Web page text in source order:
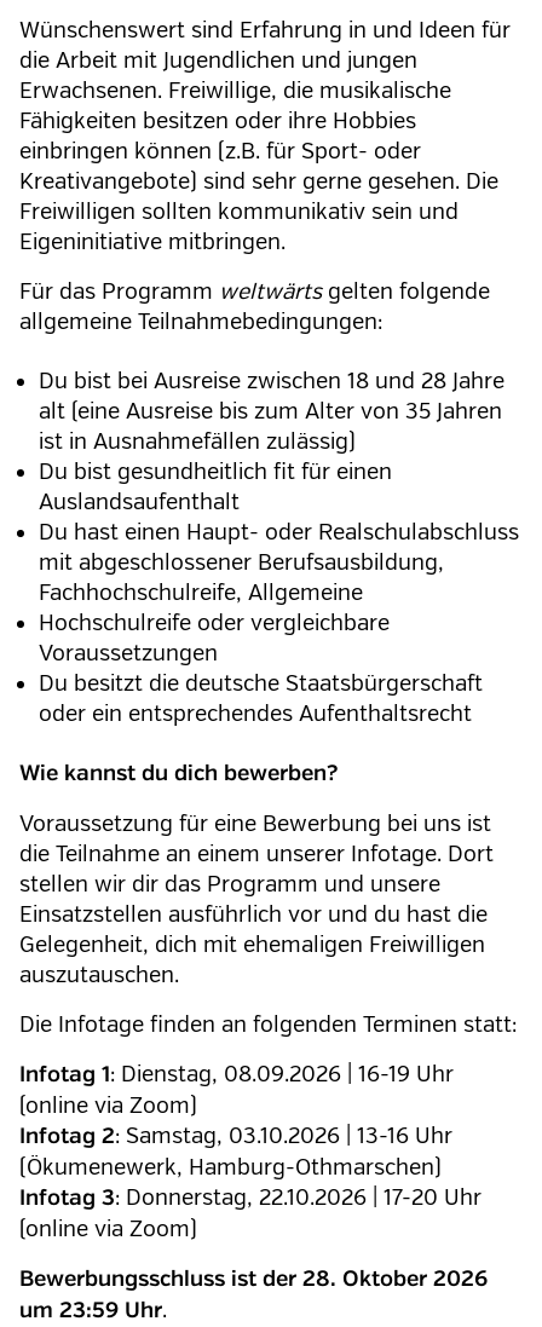
Wünschenswert sind Erfahrung in und Ideen für
die Arbeit mit Jugendlichen und jungen
Erwachsenen. Freiwillige, die musikalische
Fähigkeiten besitzen oder ihre Hobbies
einbringen können (z.B. für Sport- oder
Kreativangebote) sind sehr gerne gesehen. Die
Freiwilligen sollten kommunikativ sein und
Eigeninitiative mitbringen.
Für das Programm weltwärtsgelten folgende
allgemeine Teilnahmebedingungen:
Du bist bei Ausreise zwischen 18 und 28 Jahre
alt (eine Ausreise bis zum Alter von 35 Jahren
ist in Ausnahmefällen zulässig)
Du bist gesundheitlich fit für einen
Auslandsaufenthalt
Du hast einen Haupt- oder Realschulabschluss
mit abgeschlossener Berufsausbildung,
Fachhochschulreife, Allgemeine
Hochschulreife oder vergleichbare
Voraussetzungen
Du besitzt die deutsche Staatsbürgerschaft
oder ein entsprechendes Aufenthaltsrecht
Wie kannst du dich bewerben?
Voraussetzung für eine Bewerbung bei uns ist
die Teilnahme an einem unserer Infotage. Dort
stellen wir dir das Programm und unsere
Einsatzstellen ausführlich vor und du hast die
Gelegenheit, dich mit ehemaligen Freiwilligen
auszutauschen.
Die Infotage finden an folgenden Terminen statt:
Infotag 1 : Dienstag, 08.09.2026 | 16-19 Uhr
(online via Zoom)
Infotag 2: Samstag, 03.10.2026 | 13-16 Uhr
(Ökumenewerk, Hamburg-Othmarschen)
Infotag 3: Donnerstag, 22.10.2026 | 17-20 Uhr
(online via Zoom)
Bewerbungsschluss ist der 28. Oktober 2026
um 23:59 Uhr.